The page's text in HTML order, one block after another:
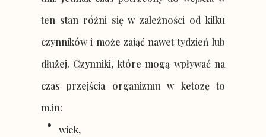
ten stan różni się w zależności od kilku
czynników i może zająć nawet tydzień lub
dłużej. Czynniki, które mogą wpływać na
czas przejścia organizmu w ketozę to
m.in:
wiek,